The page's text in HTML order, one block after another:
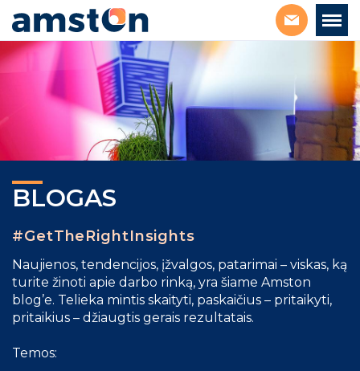
BLOGAS
#GetTheRightInsights
Naujienos, tendencijos, įžvalgos, patarimai – viskas, ką
turite žinoti apie darbo rinką, yra šiame Amston
blog’e. Telieka mintis skaityti, paskaičius – pritaikyti,
pritaikius – džiaugtis gerais rezultatais.
Temos: